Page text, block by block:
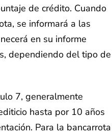
de crédito. Cuando
se informará a las
en su informe
dependiendo del tipo de
7, generalmente
hasta por 10 años
Para la bancarrota